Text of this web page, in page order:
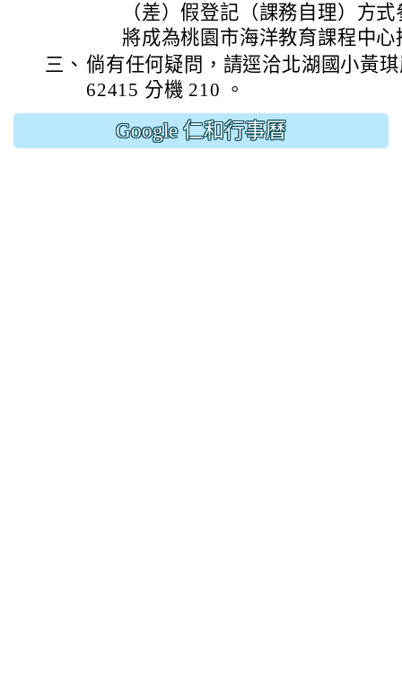
（差）假登記（課務自理）方
將成為桃園市海洋教育課程中
三、 倘有任何疑問，請逕洽北湖國小黃
62415 分機 210 。
Google 仁和行事曆